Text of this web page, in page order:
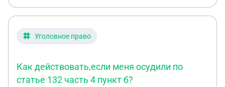
Уголовное право
Как действовать,если меня осудили по
статье 132 часть 4 пункт б?